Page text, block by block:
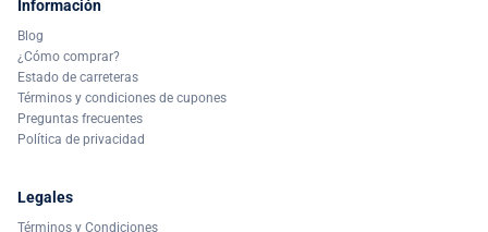
Información
Blog
¿Cómo comprar?
Estado de carreteras
Términos y condiciones de cupones
Preguntas frecuentes
Política de privacidad
Legales
Términos y Condiciones